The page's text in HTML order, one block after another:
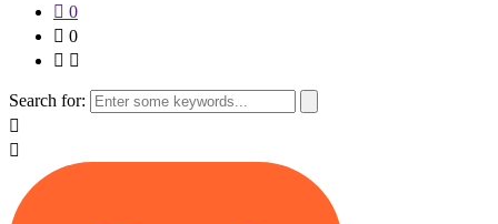
0
0
Search for: